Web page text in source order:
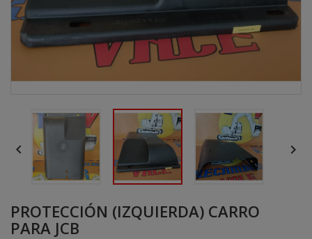
 
PROTECCIÓN (IZQUIERDA) CARRO
PARA JCB